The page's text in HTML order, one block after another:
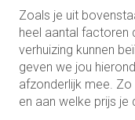
Zoals je uit
heel aantal factoren
verhuizing kunnen
geven we jou
afzonderlijk mee. Zo
en aan welke prijs je